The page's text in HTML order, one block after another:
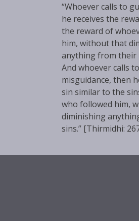
“Whoever calls to
he receives the
the reward of
him, without that
anything from their
And whoever calls to
misguidance, then
sin similar to the
who followed him,
diminishing
sins.” [Thirmidhi: